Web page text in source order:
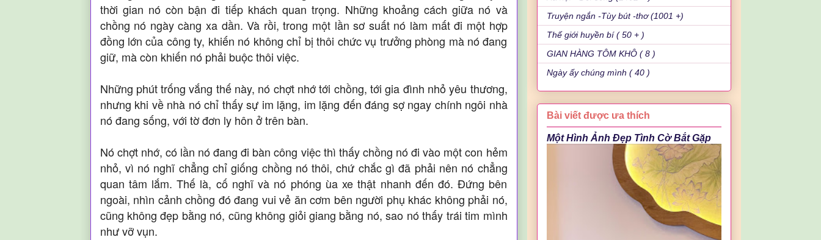
thời gian nó còn bận đi tiếp khách quan trọng. Những khoảng cách giữa nó và
chồng nó ngày càng xa dần. Và rồi, trong một lần sơ suất nó làm mất đi một hợp
đồng lớn của công ty, khiến nó không chỉ bị thôi chức vụ trưởng phòng mà nó đang
giữ, mà còn khiến nó phải buộc thôi việc.
Những phút trống vắng thế này, nó chợt nhớ tới chồng, tới gia đình nhỏ yêu thương,
nhưng khi về nhà nó chỉ thấy sự im lặng, im lặng đến đáng sợ ngay chính ngôi nhà
nó đang sống, với tờ đơn ly hôn ở trên bàn.
Nó chợt nhớ, có lần nó đang đi bàn công việc thì thấy chồng nó đi vào một con hẻm
nhỏ, vì nó nghĩ chẳng chỉ giống chồng nó thôi, chứ chắc gì đã phải nên nó chẳng
quan tâm lắm. Thế là, cố nghĩ và nó phóng ùa xe thật nhanh đến đó. Đứng bên
ngoài, nhìn cảnh chồng đó đang vui vẻ ăn cơm bên người phụ khác không phải nó,
cũng không đẹp bằng nó, cũng không giỏi giang bằng nó, sao nó thấy trái tim mình
như vỡ vụn.
Truyện ngắn -Tùy bút -thơ (1001 +)
Thế giới huyền bí ( 50 + )
GIAN HÀNG TÔM KHÔ ( 8 )
Ngày ấy chúng mình ( 40 )
Bài viết được ưa thích
Một Hình Ảnh Đẹp Tình Cờ Bắt Gặp